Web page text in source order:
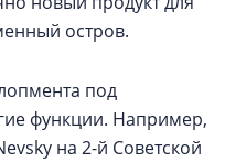
остров.
под
функции. Например,
на 2-й Советской